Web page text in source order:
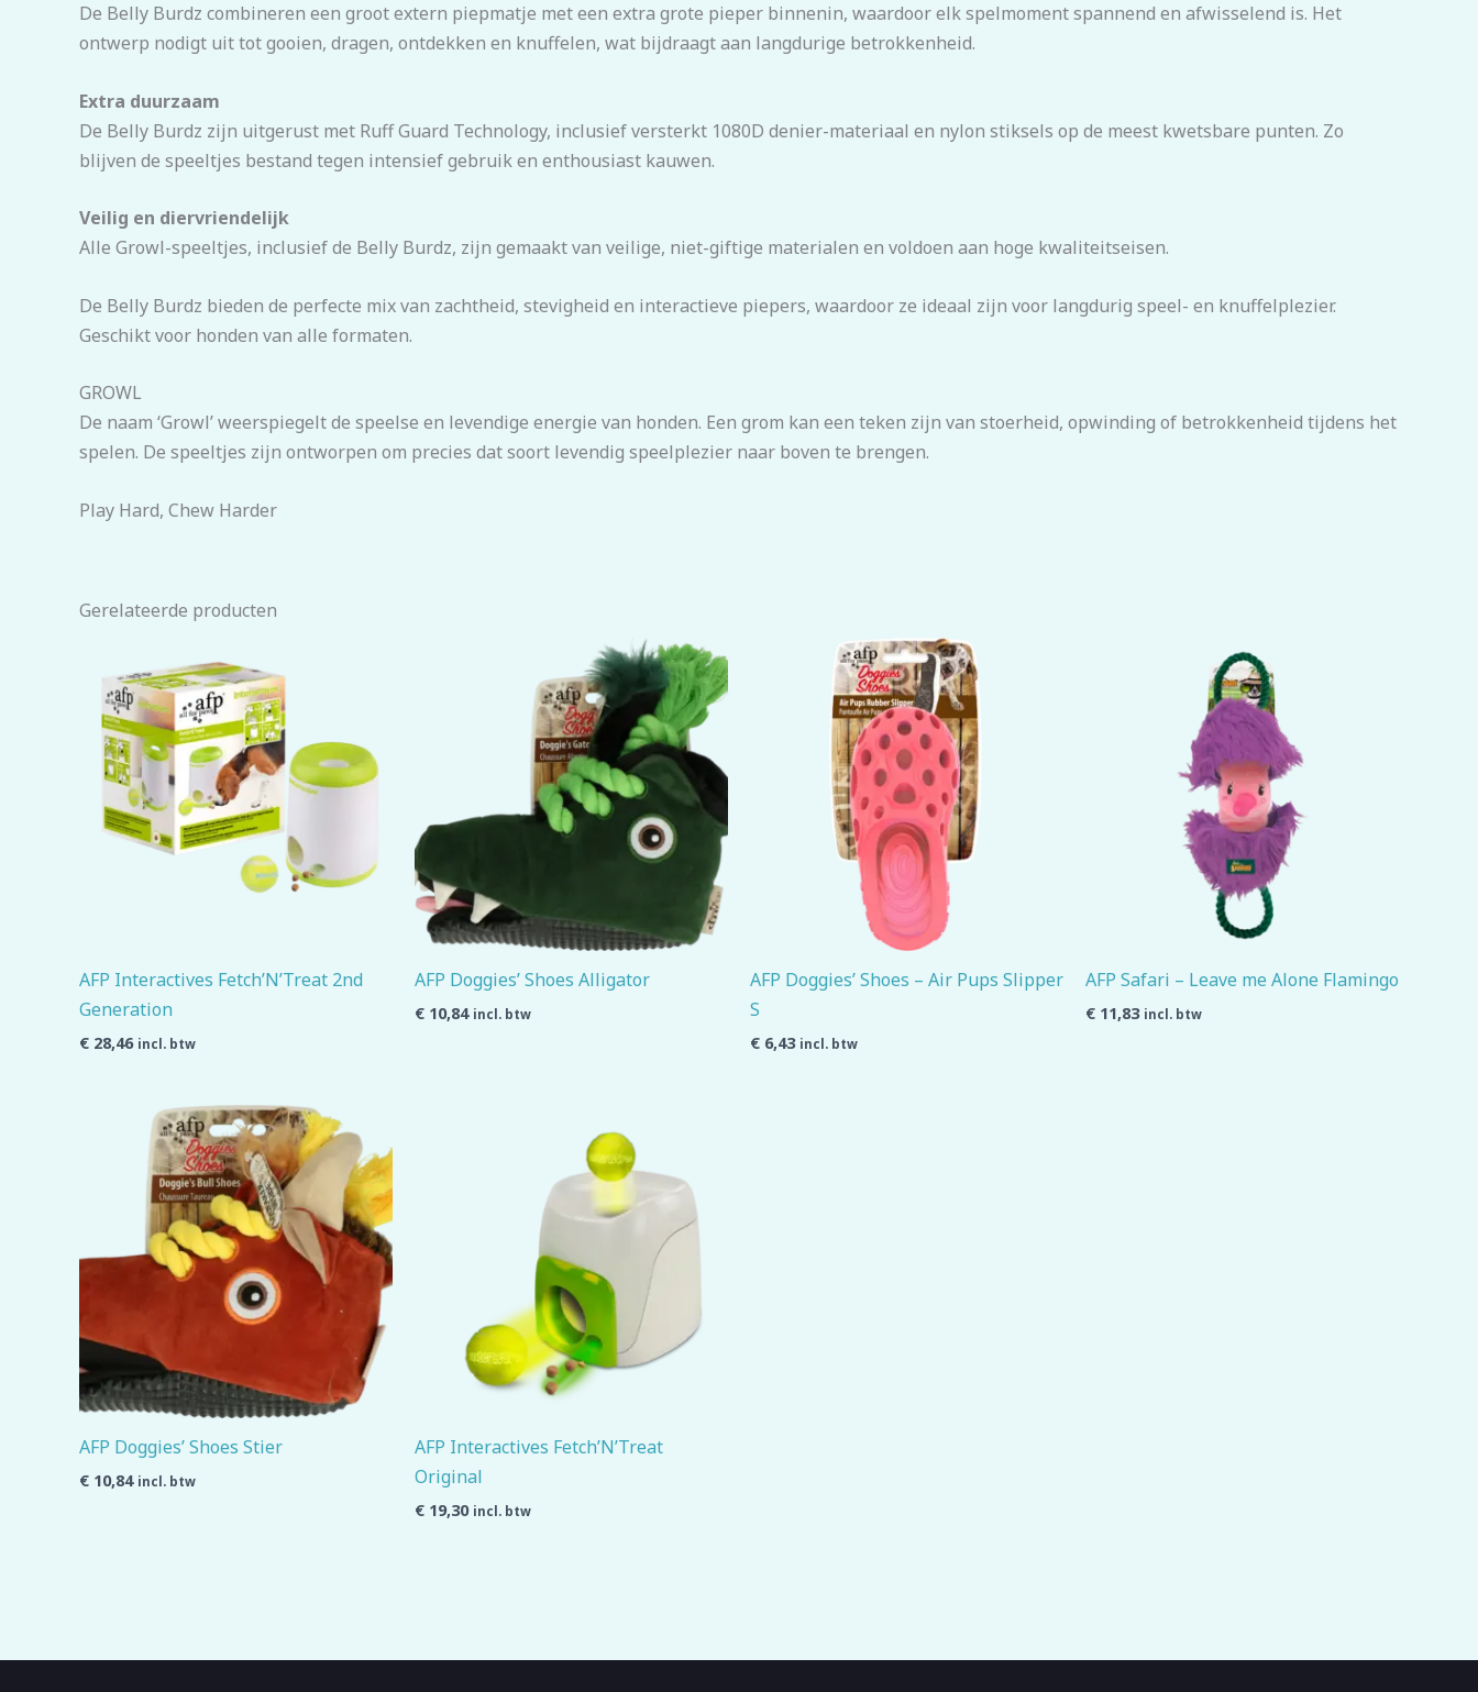
De Belly Burdz combineren een groot extern piepmatje met een extra grote pieper binnenin, waardoor elk spelmoment spannend en afwisselend is. Het
ontwerp nodigt uit tot gooien, dragen, ontdekken en knuffelen, wat bijdraagt aan langdurige betrokkenheid.
Extra duurzaam
De Belly Burdz zijn uitgerust met Ruff Guard Technology, inclusief versterkt 1080D denier-materiaal en nylon stiksels op de meest kwetsbare punten. Zo
blijven de speeltjes bestand tegen intensief gebruik en enthousiast kauwen.
Veilig en diervriendelijk
Alle Growl-speeltjes, inclusief de Belly Burdz, zijn gemaakt van veilige, niet-giftige materialen en voldoen aan hoge kwaliteitseisen.
De Belly Burdz bieden de perfecte mix van zachtheid, stevigheid en interactieve piepers, waardoor ze ideaal zijn voor langdurig speel- en knuffelplezier.
Geschikt voor honden van alle formaten.
GROWL
De naam ‘Growl’ weerspiegelt de speelse en levendige energie van honden. Een grom kan een teken zijn van stoerheid, opwinding of betrokkenheid tijdens het
spelen. De speeltjes zijn ontworpen om precies dat soort levendig speelplezier naar boven te brengen.
Play Hard, Chew Harder
Gerelateerde producten
AFP Interactives Fetch’N’Treat 2nd
Generation
€ 28,46 incl. btw
AFP Doggies’ Shoes Alligator
€ 10,84 incl. btw
AFP Doggies’ Shoes – Air Pups Slipper
S
€ 6,43 incl. btw
AFP Safari – Leave me Alone Flamingo
€ 11,83 incl. btw
AFP Doggies’ Shoes Stier
€ 10,84 incl. btw
AFP Interactives Fetch’N’Treat
Original
€ 19,30 incl. btw